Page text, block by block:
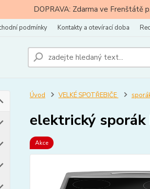
DOPRAVA: Zdarma ve Frenštátě
podmínky Kontakty a otevírací doba
Úvod VELKÉ SPOTŘEBIČE
elektrický sporák
Akce